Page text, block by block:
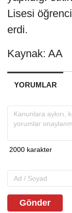
Lisesi
erdi.
Kaynak: AA
YORUMLAR
Gönder